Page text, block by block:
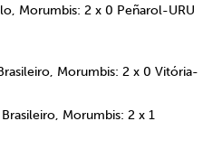
Morumbis: 2 x 0 Peñarol-URU
Morumbis: 2 x 0 Vitória-
Morumbis: 2 x 1